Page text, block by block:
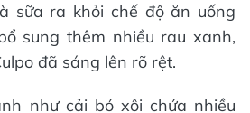
sữa ra khỏi chế độ ăn uống
sung thêm nhiều rau xanh,